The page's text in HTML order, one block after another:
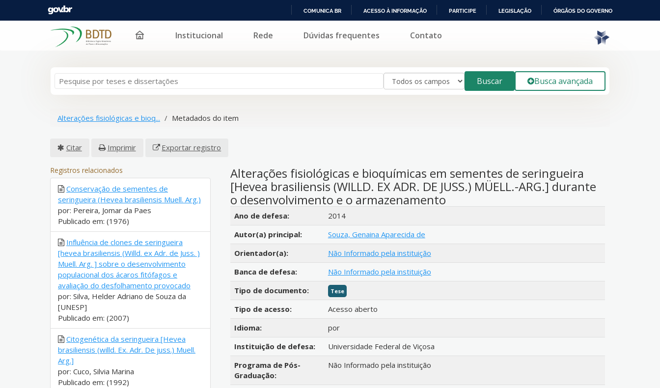
PARA
COMUNICA BR ACESSO À INFORMAÇÃO PARTICIPE LEGISLAÇÃO ÓRGÃOS DO GOVERNO
Pular para o conteúdo Institucional Rede Dúvidas frequentes Contato
Buscar Busca avançada
Alterações fisiológicas e bioq... Metadados do item
Citar Imprimir Exportar registro
Alterações fisiológicas e bioquímicas em sementes de seringueira
[Hevea brasiliensis (WILLD. EX ADR. DE JUSS.) MÜELL.-ARG.] durante
o desenvolvimento e o armazenamento
Detalhes bibliográficos
Ano de defesa:
2014
Autor(a) principal:
Souza, Genaina Aparecida de
Orientador(a):
Não Informado pela instituição
Banca de defesa:
Não Informado pela instituição
Tipo de documento:
Tese
Tipo de acesso:
Acesso aberto
Idioma:
por
Instituição de defesa:
Universidade Federal de Viçosa
Programa de Pós-
Graduação:
Não Informado pela instituição
Registros relacionados
Conservação de sementes de
seringueira (Hevea brasiliensis Muell. Arg.)
por: Pereira, Jomar da Paes
Publicado em: (1976)
Influência de clones de seringueira
[hevea brasiliensis (Willd. ex Adr. de Juss. )
Muell. Arg. ] sobre o desenvolvimento
populacional dos ácaros fitófagos e
avaliação do desfolhamento provocado
por: Silva, Helder Adriano de Souza da
[UNESP]
Publicado em: (2007)
Citogenética da seringueira [Hevea
brasiliensis (willd. Ex. Adr. De juss.) Muell.
Arg.]
por: Cuco, Silvia Marina
Publicado em: (1992)